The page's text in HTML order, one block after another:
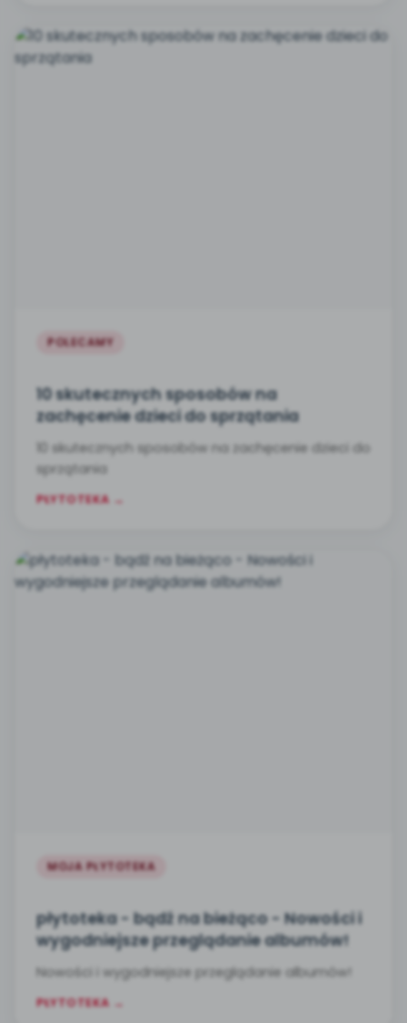
POLECAMY
10 skutecznych sposobów na
zachęcenie dzieci do sprzątania
10 skutecznych sposobów na zachęcenie dzieci do
sprzątania
PŁYTOTEKA →
MOJA PŁYTOTEKA
płytoteka - bądź na bieżąco - Nowości i
wygodniejsze przeglądanie albumów!
Nowości i wygodniejsze przeglądanie albumów!
PŁYTOTEKA →